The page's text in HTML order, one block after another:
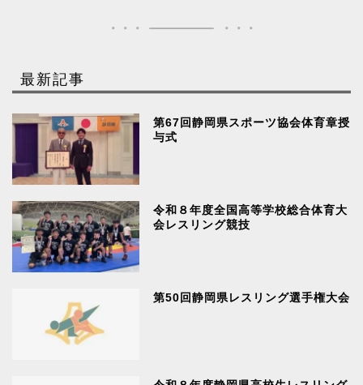
最新記事
第67回静岡県スポーツ協会体育章授
与式
令和８年度全国高等学校総合体育大
会レスリング競技
第50回静岡県レスリング選手権大会